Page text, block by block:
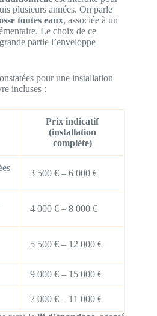
plusieurs années. On parle
toutes eaux, associée à un
Le choix de ce
partie l’enveloppe
pour une installation
incluses :
Prix indicatif
(installation
complète)
3 500 € – 6 000 €
4 000 € – 8 000 €
5 500 € – 12 000 €
9 000 € – 15 000 €
7 000 € – 11 000 €